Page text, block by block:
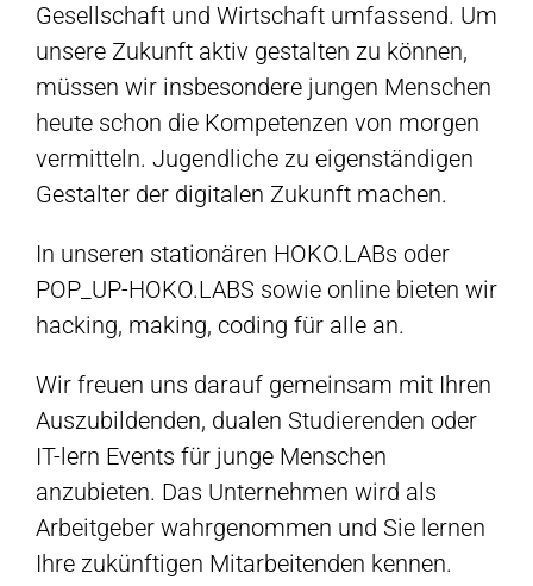
Gesellschaft und Wirtschaft umfassend. Um
unsere Zukunft aktiv gestalten zu können,
müssen wir insbesondere jungen Menschen
heute schon die Kompetenzen von morgen
vermitteln. Jugendliche zu eigenständigen
Gestalter der digitalen Zukunft machen.
In unseren stationären HOKO.LABs oder
POP_UP-HOKO.LABS sowie online bieten wir
hacking, making, coding für alle an.
Wir freuen uns darauf gemeinsam mit Ihren
Auszubildenden, dualen Studierenden oder
IT-lern Events für junge Menschen
anzubieten. Das Unternehmen wird als
Arbeitgeber wahrgenommen und Sie lernen
Ihre zukünftigen Mitarbeitenden kennen.